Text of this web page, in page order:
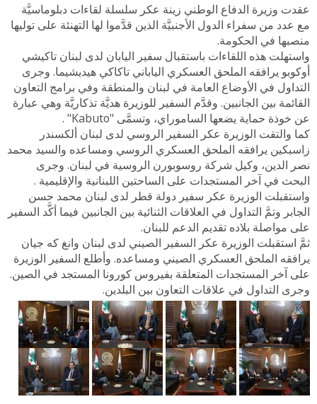
عقدت وزيرة الدفاع الوطني زينة عكر سلسلة لقاءات دبلوماسيَّة
مع عدد من سفراء الدول الأجنبيَّة الذين قدَّموا لها التهنئة على توليها
منصبها في الحكومة.
واستهلت هذه اللقاءات باستقبال سفير اليابان لدى لبنان تاكيشي
أوكوبو يرافقه الملحق العسكري الياباني تاكاكي هيديشيما. وجرى
التداول في الأوضاع العامة في لبنان والمنطقة وفي برامج التعاون
القائمة بين الجانبين. وقدَّم السفير للوزيرة هديَّة تذكاريَّة وهي عبارة
عن خوذة حماية يضعها الساموراي، وتسمَّى "Kabuto" .
كما والتقت الوزيرة عكر السفير الروسي لدى لبنان ألكسندر
زاسبكين يرافقه الملحق العسكري الروسي ومساعده والسيد محمد
نصر الدين، وكيل شركة روسوبورن الروسية في لبنان. وجرى
البحث في آخر المستجدات على الساحتين اللبنانية والإقليمية .
واستقبلت الوزيرة عكر سفير دولة قطر لدى لبنان محمد حسن
الجابر وتمَّ التداول في العلاقات الثنائية بين الجانبين فيما أكَّد السفير
على مواصلة بلاده تقديم الدعم للبنان.
ثمَّ استقبلت الوزيرة عكر السفير الصيني لدى لبنان وانغ كه جيان
يرافقه الملحق العسكري الصيني ومساعده. وأطلع السفير الوزيرة
على آخر المستجدات المتعلقة بفيروس كورونا المستجد في الصين.
وجرى التداول في علاقات التعاون بين البلدين.